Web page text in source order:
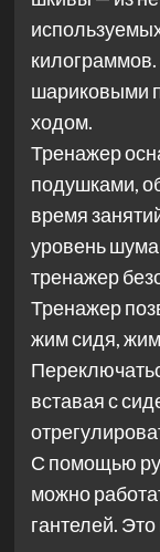
шариковыми
ходом.
Тренажер
подушками,
время
уровень шума
тренажер
Тренажер
жим сидя,
вставая с
С помощью
можно
гантелей.